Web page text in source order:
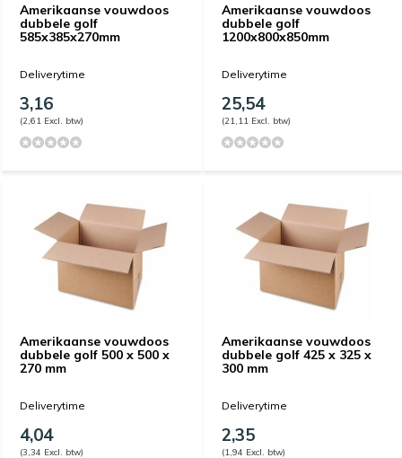
Amerikaanse vouwdoos
dubbele golf
585x385x270mm
Deliverytime
3,16
(2,61 Excl. btw)
Amerikaanse vouwdoos
dubbele golf
1200x800x850mm
Deliverytime
25,54
(21,11 Excl. btw)
Amerikaanse vouwdoos
dubbele golf 500 x 500 x
270 mm
Deliverytime
4,04
(3,34 Excl. btw)
Amerikaanse vouwdoos
dubbele golf 425 x 325 x
300 mm
Deliverytime
2,35
(1,94 Excl. btw)